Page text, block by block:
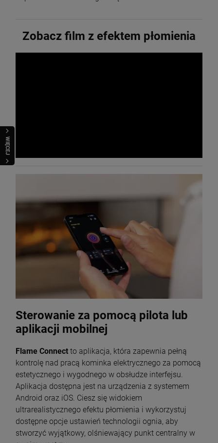
WIĘCEJ
Zobacz film z efektem płomienia
Sterowanie za pomocą pilota lub
aplikacji mobilnej
Flame Connect to aplikacja, która zapewnia pełną
kontrolę nad pracą kominka elektrycznego za pomocą
estetycznego i wygodnego w obsłudze interfejsu.
Aplikacja dostępna jest na urządzenia z systemem
Android oraz iOS. Ciesz się widokiem
ultrarealistycznego efektu płomienia i wykorzystuj
dostępne opcje ustawień technologii ognia, aby
stworzyć wyjątkowy, olśniewający punkt centralny w